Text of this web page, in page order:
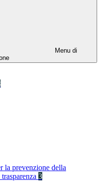
Menu di
la prevenzione della
3